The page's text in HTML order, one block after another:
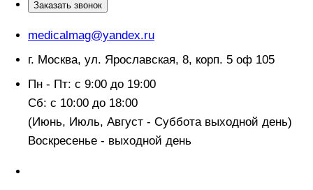
Заказать звонок
medicalmag@yandex.ru
г. Москва, ул. Ярославская, 8, корп. 5 оф 105
Пн - Пт: с 9:00 до 19:00
Сб: с 10:00 до 18:00
(Июнь, Июль, Август - Суббота выходной день)
Воскресенье - выходной день